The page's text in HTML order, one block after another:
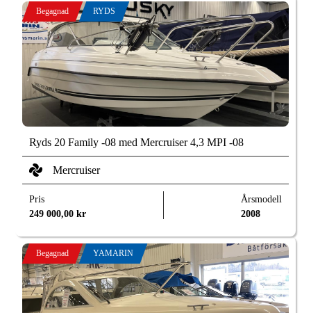
Begagnad RYDS
Ryds 20 Family -08 med Mercruiser 4,3 MPI -08
Mercruiser
Pris
249 000,00kr
Årsmodell
2008
Begagnad YAMARIN